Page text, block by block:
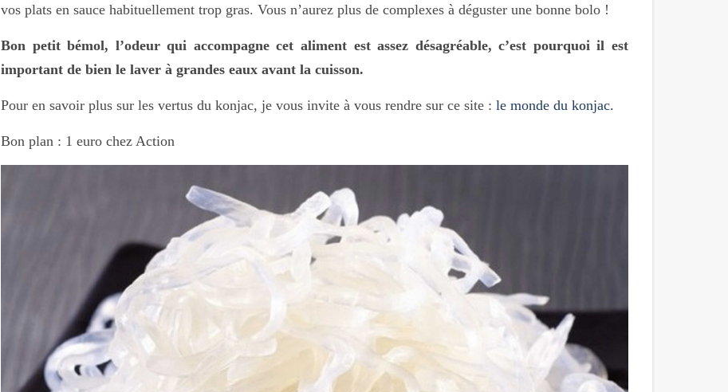
vos plats en sauce habituellement trop gras. Vous n’aurez plus de complexes à déguster une bonne bolo !
Bon petit bémol, l’odeur qui accompagne cet aliment est assez désagréable, c’est pourquoi il est
important de bien le laver à grandes eaux avant la cuisson.
Pour en savoir plus sur les vertus du konjac, je vous invite à vous rendre sur ce site : le monde du konjac.
Bon plan : 1 euro chez Action